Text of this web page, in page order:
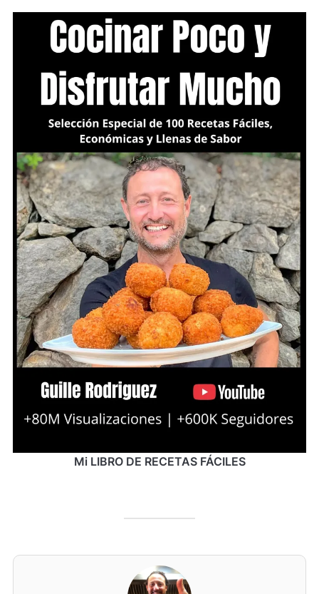
Mi LIBRO DE RECETAS FÁCILES